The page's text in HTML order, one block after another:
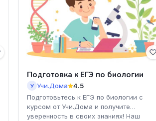
Подготовка к ЕГЭ по биологии
У Учи.Дома
4.5
Подготовьтесь к ЕГЭ по биологии с
курсом от Учи.Дома и получите
уверенность в своих знаниях! Наш